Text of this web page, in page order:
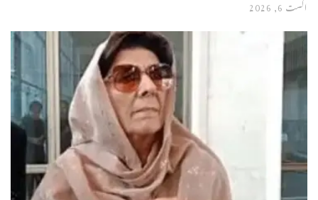
اگست 6, 2026